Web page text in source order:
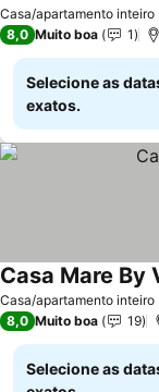
Casa/apartamento inteiro
8,0 Muito boa 1
Selecione as
exatos.
Casa/apartamento inteiro
Casa Mare By
8,0 Muito boa 19
Selecione as